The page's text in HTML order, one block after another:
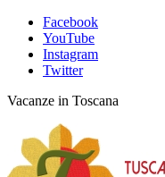
Facebook
YouTube
Instagram
Twitter
Vacanze in Toscana